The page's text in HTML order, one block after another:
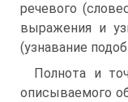
речевого
выражения и
(узнавание
Полнота и
описываемого